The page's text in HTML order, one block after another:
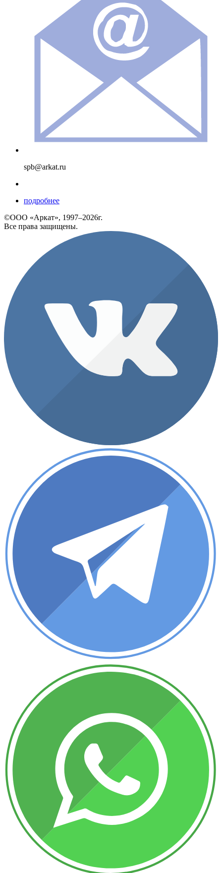
spb@arkat.ru
подробнее
©ООО «Аркат», 1997–2026г.
Все права защищены.